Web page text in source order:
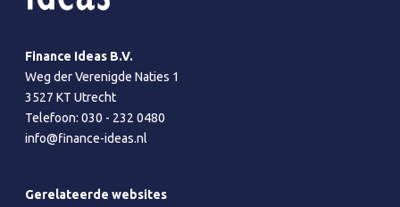
Finance Ideas B.V.
Weg der Verenigde Naties 1
3527 KT Utrecht
Telefoon:030 - 232 0480
info@finance-ideas.nl
Gerelateerde websites